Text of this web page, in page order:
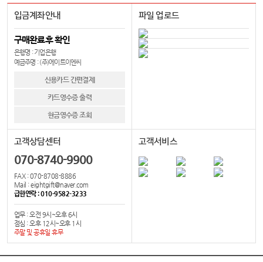
입금계좌안내
구매완료후 확인
은행명 : 기업은행
예금주명 : (주)에이트이엔씨
신용카드 간편결제
카드영수증 출력
현금영수증 조회
파일 업로드
고객상담센터
070-8740-9900
FAX : 070-8708-8886
Mail : eightgift@naver.com
급한연락 : 010-9582-3233
업무 : 오전 9시~오후 6시
점심 : 오후 12시~오후 1시
주말 및 공휴일 휴무
고객서비스